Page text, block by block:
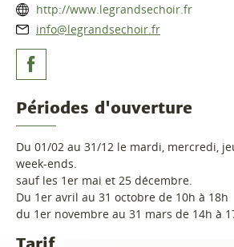
http://www.legrandsechoir.fr
info@legrandsechoir.fr
Périodes d'ouverture
Du 01/02 au 31/12 le mardi, mercredi,
week-ends.
sauf les 1er mai et 25 décembre.
Du 1er avril au 31 octobre de 10h à 18h
du 1er novembre au 31 mars de 14h à